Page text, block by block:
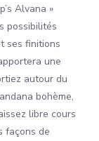
Alvana »
possibilités
ses finitions
une
autour du
bohème,
libre cours
façons de